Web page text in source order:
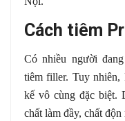
Cách tiêm
Có nhiều người
tiêm filler. Tuy nhiên,
kế vô cùng đặc biệt.
chất làm đầy, chất